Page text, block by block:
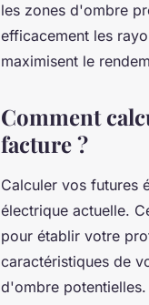
les zones d'ombre
efficacement les
maximisent le
Comment
facture ?
Calculer vos futures
électrique actuelle.
pour établir votre
caractéristiques de
d'ombre potentielles.